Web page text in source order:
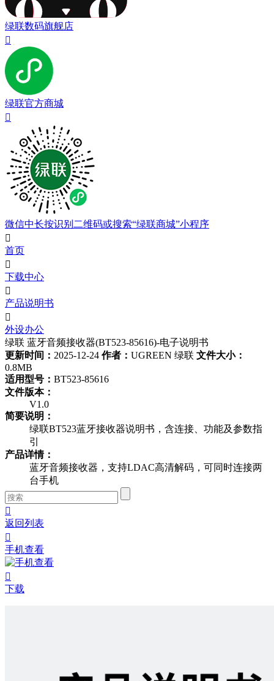
绿联数码旗舰店

绿联官方商城

微信中长按识别二维码或搜索“绿联商城”小程序

首页

下载中心

产品说明书

外设办公
绿联 蓝牙音频接收器(BT523-85616)-电子说明书
更新时间： 2025-12-24 作者： UGREEN 绿联 文件大小：
0.8MB
适用型号： BT523-85616
文件版本：
V1.0
简要说明：
绿联BT523蓝牙接收器说明书，含连接、功能及参数指
引
产品详情：
蓝牙音频接收器，支持LDAC高清解码，可同时连接两
台手机

返回列表

手机查看

下载